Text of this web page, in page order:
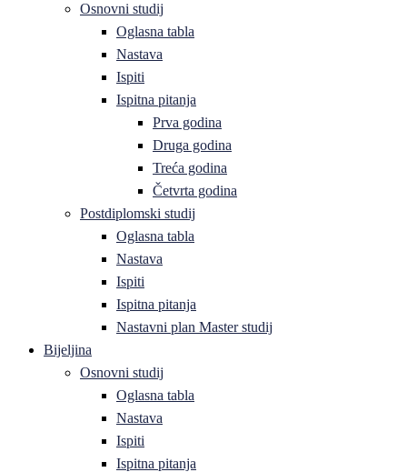
Osnovni studij
Oglasna tabla
Nastava
Ispiti
Ispitna pitanja
Prva godina
Druga godina
Treća godina
Četvrta godina
Postdiplomski studij
Oglasna tabla
Nastava
Ispiti
Ispitna pitanja
Nastavni plan Master studij
Bijeljina
Osnovni studij
Oglasna tabla
Nastava
Ispiti
Ispitna pitanja